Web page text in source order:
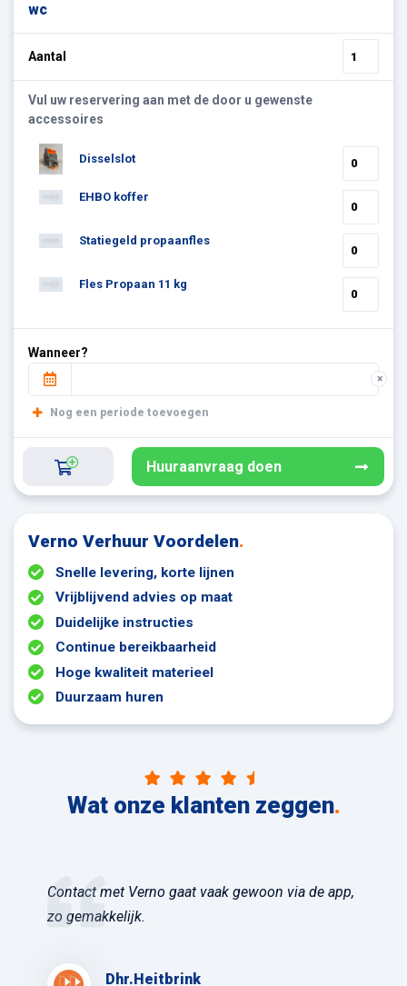
wc
Aantal
Vul uw reservering aan met de door u gewenste
accessoires
Disselslot
EHBO koffer
Statiegeld propaanfles
Fles Propaan 11 kg
Wanneer?
×
Nog een periode toevoegen
Huuraanvraag doen
Verno Verhuur Voordelen.
Snelle levering, korte lijnen
Vrijblijvend advies op maat
Duidelijke instructies
Continue bereikbaarheid
Hoge kwaliteit materieel
Duurzaam huren
Wat onze klanten zeggen.
Contact met Verno gaat vaak gewoon via de app,
zo gemakkelijk.
Dhr.Heitbrink